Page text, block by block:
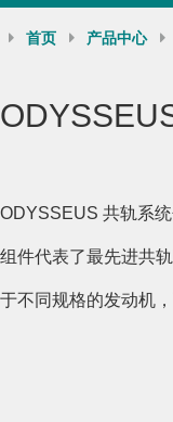
首页 产品中心
ODYSSEUS 共轨系
组件代表了最先进共
于不同规格的发动机